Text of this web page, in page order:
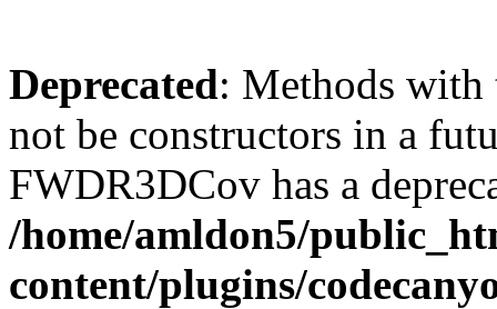
Deprecated: Methods with
not be constructors in a
FWDR3DCov has a
/home/amldon5/
content/plugins/